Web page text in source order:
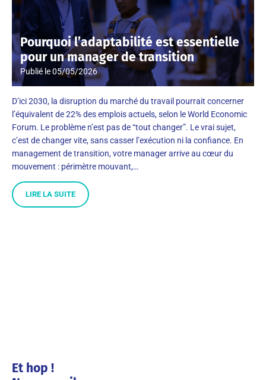
Pourquoi l’adaptabilité est essentielle
pour un manager de transition
Publié le05/05/2026
D’ici 2030, la disruption du marché du travail pourrait concerner
l’équivalent de 22% des emplois actuels, selon le World Economic
Forum. Le problème n’est pas de “tout changer”. Le vrai sujet,
c’est de changer vite, sans casser l’exécution ni la confiance. En
management de transition, votre manager arrive au cœur du
mouvement : périmètre mouvant,…
LIRE LA SUITE
Et hop !